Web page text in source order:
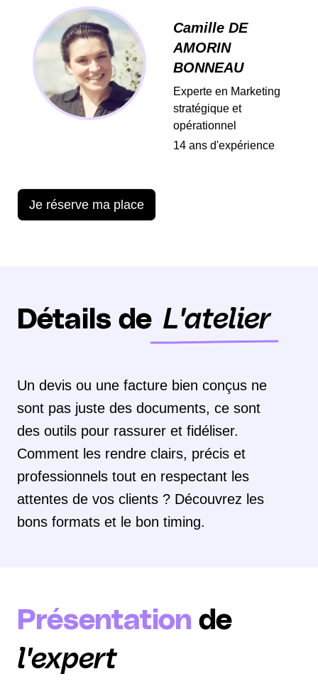
Camille DE
AMORIN
BONNEAU
Experte en Marketing
stratégique et
opérationnel
14ans d'expérience
Je réserve ma place
Détails de L'atelier
Un devis ou une facture bien conçus ne
sont pas juste des documents, ce sont
des outils pour rassurer et fidéliser.
Comment les rendre clairs, précis et
professionnels tout en respectant les
attentes de vos clients ? Découvrez les
bons formats et le bon timing.
Présentation de
l'expert